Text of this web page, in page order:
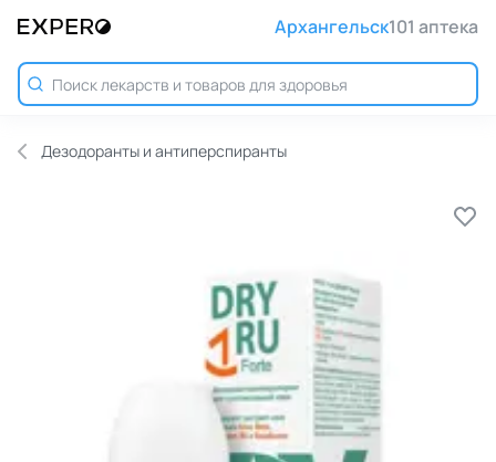
Архангельск101 аптека
Дезодоранты и антиперспиранты